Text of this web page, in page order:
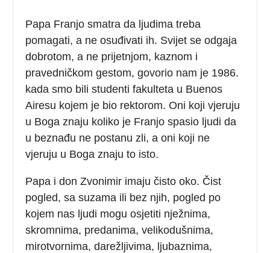
Papa Franjo smatra da ljudima treba
pomagati, a ne osuđivati ih. Svijet se odgaja
dobrotom, a ne prijetnjom, kaznom i
pravedničkom gestom, govorio nam je 1986.
kada smo bili studenti fakulteta u Buenos
Airesu kojem je bio rektorom. Oni koji vjeruju
u Boga znaju koliko je Franjo spasio ljudi da
u beznađu ne postanu zli, a oni koji ne
vjeruju u Boga znaju to isto.
Papa i don Zvonimir imaju čisto oko. Čist
pogled, sa suzama ili bez njih, pogled po
kojem nas ljudi mogu osjetiti nježnima,
skromnima, predanima, velikodušnima,
mirotvornima, darežljivima, ljubaznima,